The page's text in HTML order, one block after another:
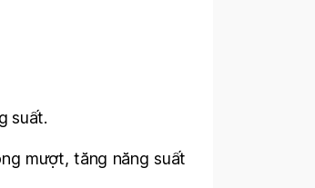
suất.
mượt, tăng năng suất